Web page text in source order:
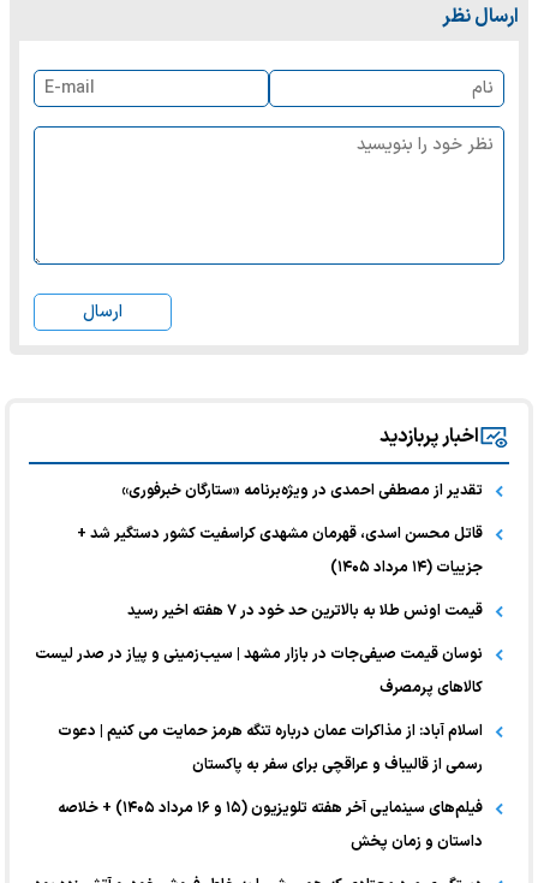
ارسال نظر
ارسال
اخبار پربازدید
تقدیر از مصطفی احمدی در ویژه‌برنامه «ستارگان خبرفوری»
قاتل محسن اسدی، قهرمان مشهدی کراسفیت کشور دستگیر شد +
جزییات (۱۴ مرداد ۱۴۰۵)
قیمت اونس طلا به بالاترین حد خود در ۷ هفته اخیر رسید
نوسان قیمت صیفی‌جات در بازار مشهد | سیب‌زمینی و پیاز در صدر لیست
کالا‌های پرمصرف
اسلام آباد: از مذاکرات عمان درباره تنگه هرمز حمایت می کنیم | دعوت
رسمی از قالیباف و عراقچی برای سفر به پاکستان
فیلم‌های سینمایی آخر هفته تلویزیون (۱۵ و ۱۶ مرداد ۱۴۰۵) + خلاصه
داستان و زمان پخش